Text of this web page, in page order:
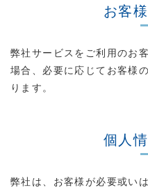
お客
弊社サービスをご利用のお
場合、必要に応じてお客様
ります。
個人
弊社は、お客様が必要或い